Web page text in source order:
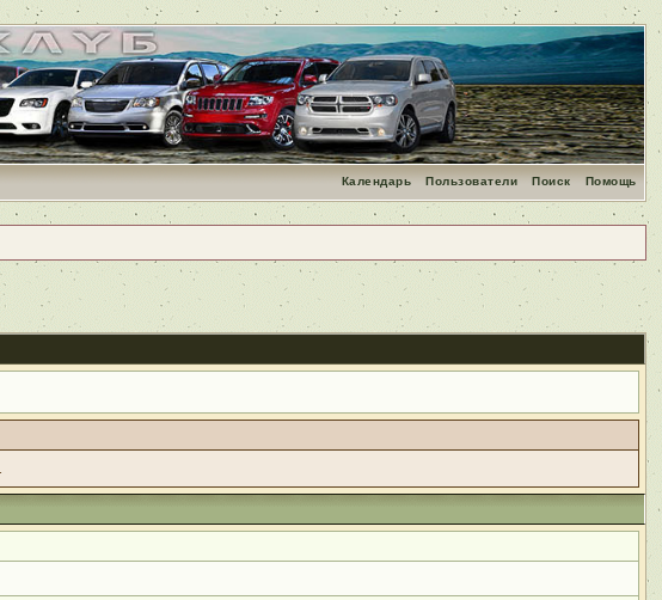
Помощь
Поиск
Пользователи
Календарь